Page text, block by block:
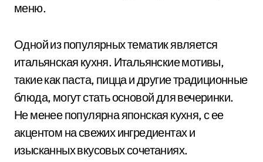
меню.
Одной из популярных тематик является
итальянская кухня. Итальянские мотивы,
такие как паста, пицца и другие традиционные
блюда, могут стать основой для вечеринки.
Не менее популярна японская кухня, с ее
акцентом на свежих ингредиентах и
изысканных вкусовых сочетаниях.